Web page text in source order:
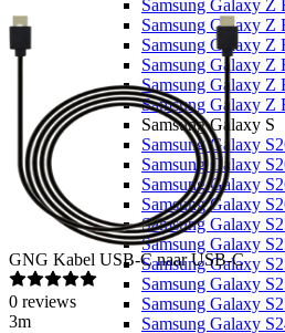
Samsung Galaxy Z
Samsung Galaxy Z
Samsung Galaxy Z
Samsung Galaxy Z
Samsung Galaxy Z
Samsung Galaxy Z
Samsung Galaxy S
Samsung Galaxy
Samsung Galaxy
Samsung Galaxy
Samsung Galaxy
Samsung Galaxy
Samsung Galaxy
Samsung Galaxy
Samsung Galaxy
Samsung Galaxy
Samsung Galaxy
GNG Kabel USB-C naar USB-C
0 reviews
3m